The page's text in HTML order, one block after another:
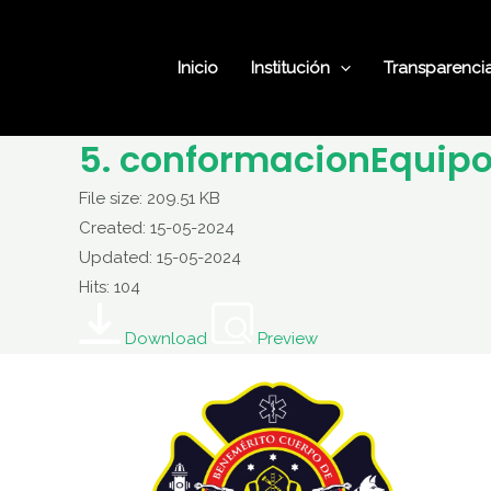
Inicio Institución
5.
File size: 209.51 KB
Created: 15-05-2024
Updated: 15-05-2024
Hits: 104
Download Preview